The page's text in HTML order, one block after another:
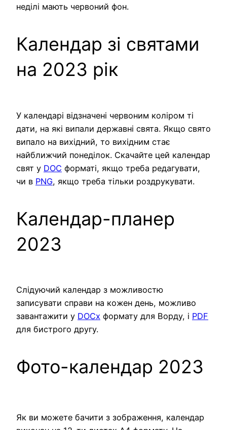
неділі мають червоний фон.
Календар зі святами
на 2023 рік
У календарі відзначені червоним коліром ті
дати, на які випали державні свята. Якщо свято
випало на вихідний, то вихідним стає
найближчий понеділок. Скачайте цей календар
свят у DOC форматі, якщо треба редагувати,
чи в PNG, якщо треба тільки роздрукувати.
Календар-планер
2023
Слідуючий календар з можливостю
записувати справи на кожен день, можливо
завантажити у DOCx формату для Ворду, і PDF
для бистрого другу.
Фото-календар 2023
Як ви можете бачити з зображення, календар